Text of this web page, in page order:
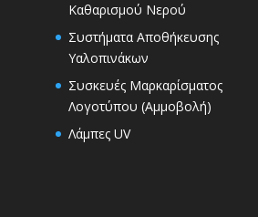
Καθαρισμού Νερού
Συστήματα Αποθήκευσης
Υαλοπινάκων
Συσκευές Μαρκαρίσματος
Λογοτύπου (Αμμοβολή)
Λάμπες UV